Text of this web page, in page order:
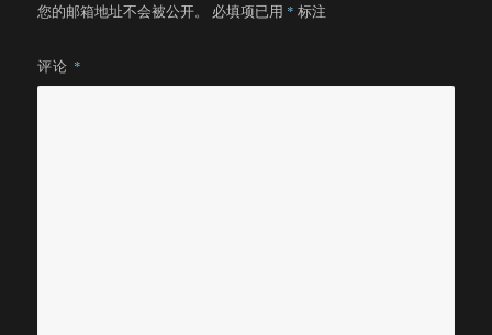
您的邮箱地址不会被公开。 必填项已用 * 标注
评论 *